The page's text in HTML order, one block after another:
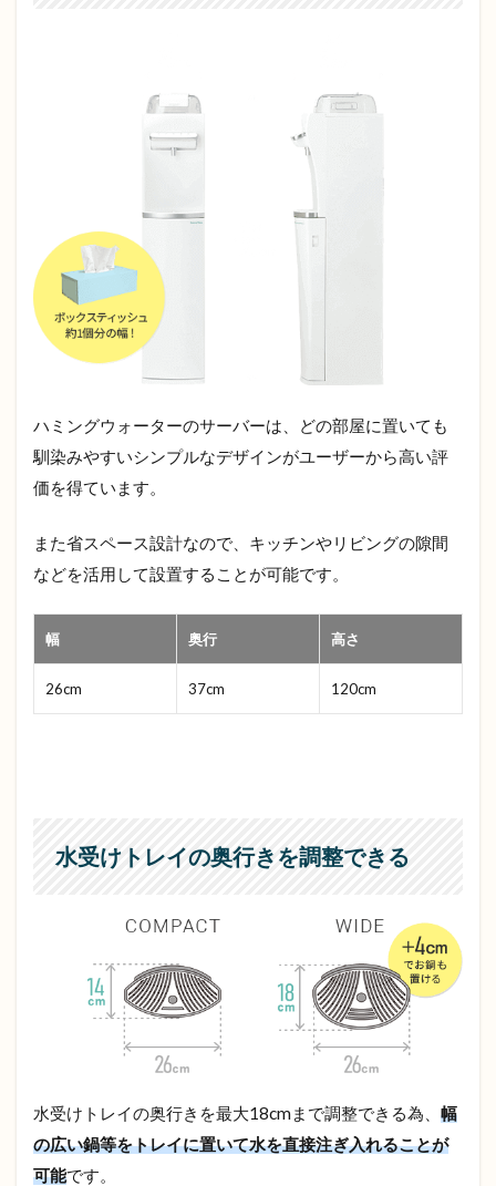
ハミングウォーターのサーバーは、どの部屋に置いても
馴染みやすいシンプルなデザインがユーザーから高い評
価を得ています。
また省スペース設計なので、キッチンやリビングの隙間
などを活用して設置することが可能です。
幅 奥行 高さ
26cm 37cm 120cm
水受けトレイの奥行きを調整できる
水受けトレイの奥行きを最大18cmまで調整できる為、 幅
の広い鍋等をトレイに置いて水を直接注ぎ入れることが
可能です。